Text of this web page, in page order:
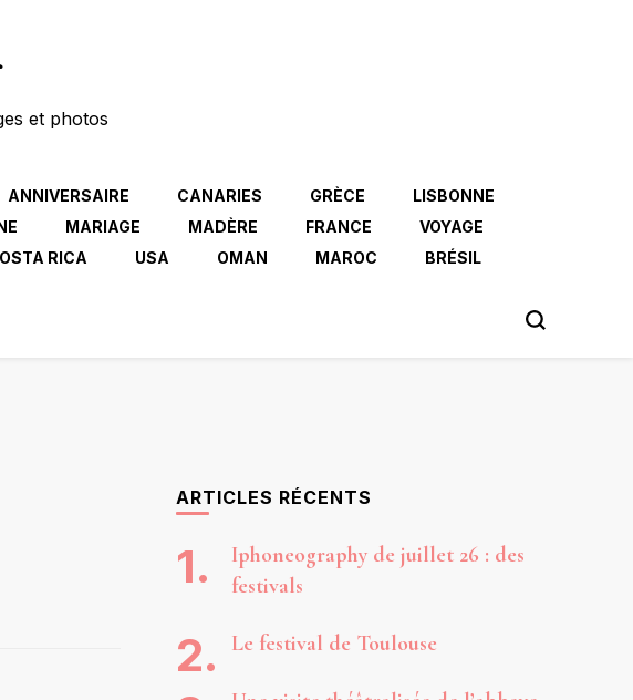
et photos
ANNIVERSAIRE CANARIES GRÈCE
LISBONNE
MARIAGE MADÈRE FRANCE
VOYAGE
RICA USA OMAN MAROC
BRÉSIL
ARTICLES RÉCENTS
Iphoneography de juillet 26 : des
festivals
Le festival de Toulouse